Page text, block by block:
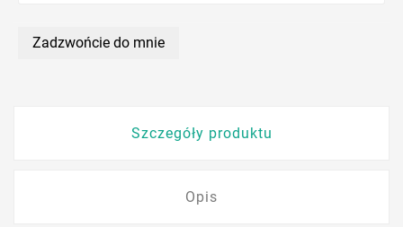
Zadzwońcie do mnie
Szczegóły produktu
Opis